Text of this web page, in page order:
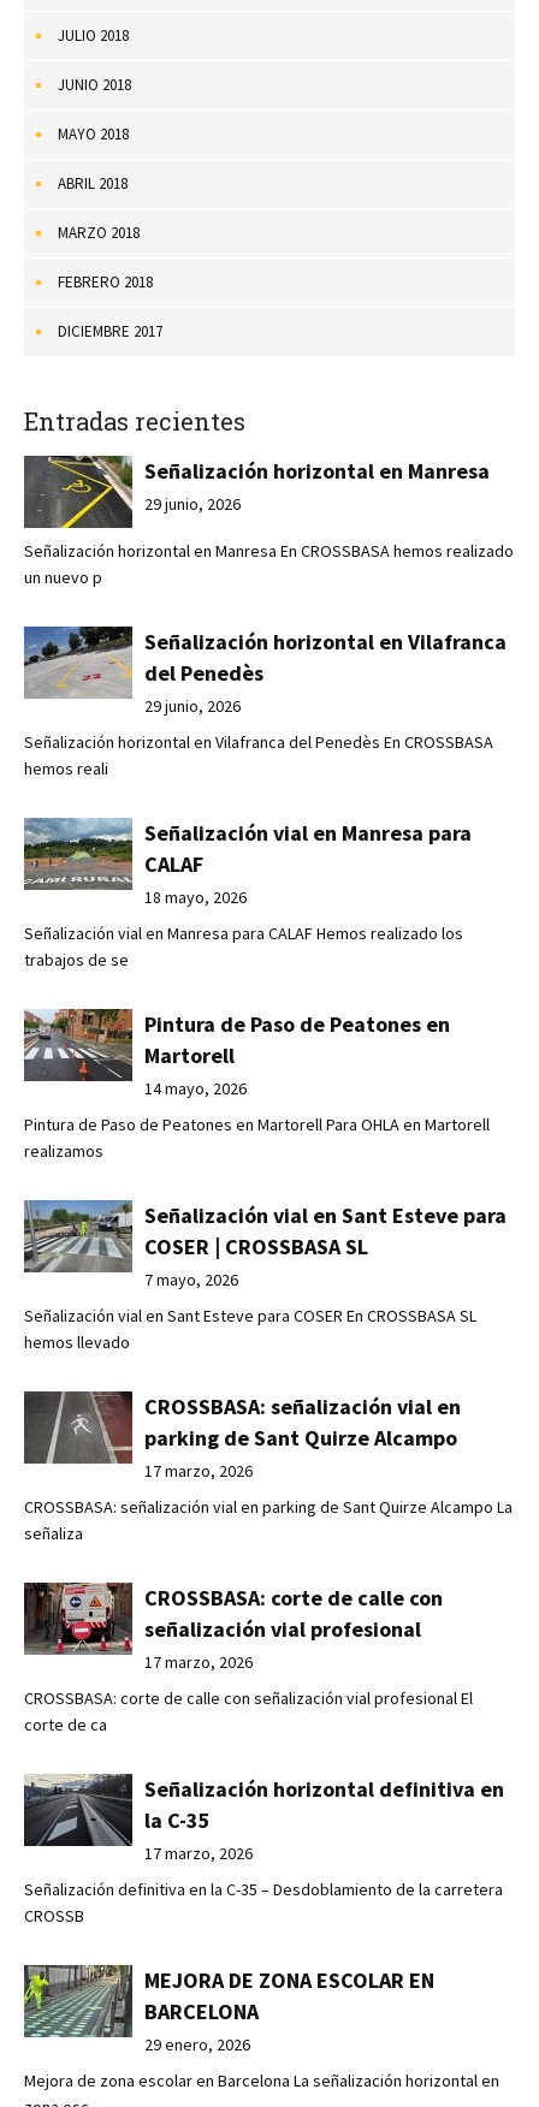
JULIO 2018
JUNIO 2018
MAYO 2018
ABRIL 2018
MARZO 2018
FEBRERO 2018
DICIEMBRE 2017
Entradas recientes
Señalización horizontal en Manresa
29 junio, 2026
Señalización horizontal en Manresa En CROSSBASA hemos realizado
un nuevo p
Señalización horizontal en Vilafranca
del Penedès
29 junio, 2026
Señalización horizontal en Vilafranca del Penedès En CROSSBASA
hemos reali
Señalización vial en Manresa para
CALAF
18 mayo, 2026
Señalización vial en Manresa para CALAF Hemos realizado los
trabajos de se
Pintura de Paso de Peatones en
Martorell
14 mayo, 2026
Pintura de Paso de Peatones en Martorell Para OHLA en Martorell
realizamos
Señalización vial en Sant Esteve para
COSER | CROSSBASA SL
7 mayo, 2026
Señalización vial en Sant Esteve para COSER En CROSSBASA SL
hemos llevado
CROSSBASA: señalización vial en
parking de Sant Quirze Alcampo
17 marzo, 2026
CROSSBASA: señalización vial en parking de Sant Quirze Alcampo La
señaliza
CROSSBASA: corte de calle con
señalización vial profesional
17 marzo, 2026
CROSSBASA: corte de calle con señalización vial profesional El
corte de ca
Señalización horizontal definitiva en
la C-35
17 marzo, 2026
Señalización definitiva en la C-35 – Desdoblamiento de la carretera
CROSSB
MEJORA DE ZONA ESCOLAR EN
BARCELONA
29 enero, 2026
Mejora de zona escolar en Barcelona La señalización horizontal en